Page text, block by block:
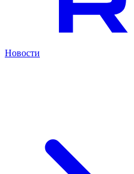
Новости